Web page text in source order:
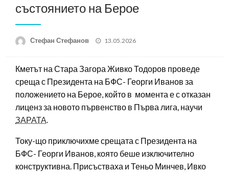
състоянието на Берое
Стефан Стефанов
Posted
13.05.2026
Кметът на Стара Загора Живко Тодоров проведе
среща с Президента на БФС- Георги Иванов за
положението на Берое, който в момента е с отказан
лиценз за новото първенство в Първа лига, научи
ЗАРАТА.
Току-що приключихме срещата с Президента на
БФС- Георги Иванов, която беше изключително
конструктивна. Присъстваха и Теньо Минчев, Ивко